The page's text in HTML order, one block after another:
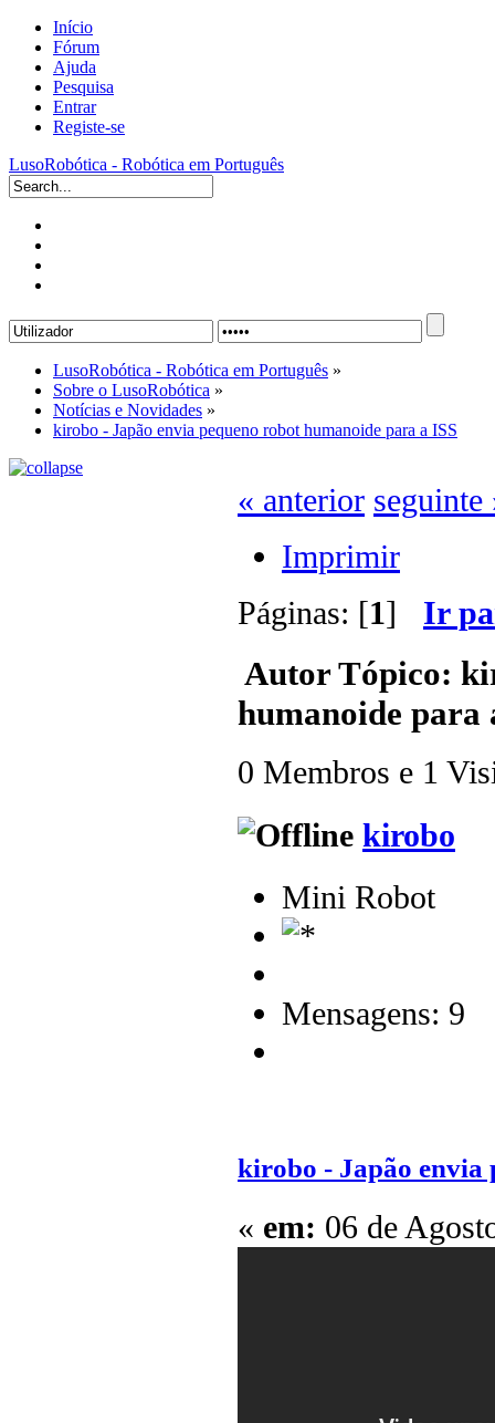
Início
Fórum
Ajuda
Pesquisa
Entrar
Registe-se
LusoRobótica - Robótica em Português
LusoRobótica - Robótica em Português »
Sobre o LusoRobótica »
Notícias e Novidades »
kirobo - Japão envia pequeno robot humanoide para a ISS
« anterior seguinte
Imprimir
Páginas: [1] Ir
AutorTópico:
humanoide para
0 Membros e 1
kirobo
Mini Robot
Mensagens: 9
kirobo - Japão envia
« em: 06 de